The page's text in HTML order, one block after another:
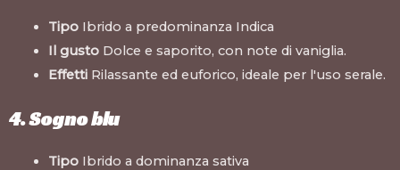
TipoIbrido a predominanza Indica
Il gustoDolce e saporito, con note di vaniglia.
EffettiRilassante ed euforico, ideale per l'uso serale.
4. Sogno blu
TipoIbrido a dominanza sativa